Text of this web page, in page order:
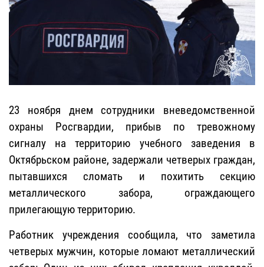
23 ноября днем сотрудники вневедомственной
охраны Росгвардии, прибыв по тревожному
сигналу на территорию учебного заведения в
Октябрьском районе, задержали четверых граждан,
пытавшихся сломать и похитить секцию
металлического забора, ограждающего
прилегающую территорию.
Работник учреждения сообщила, что заметила
четверых мужчин, которые ломают металлический